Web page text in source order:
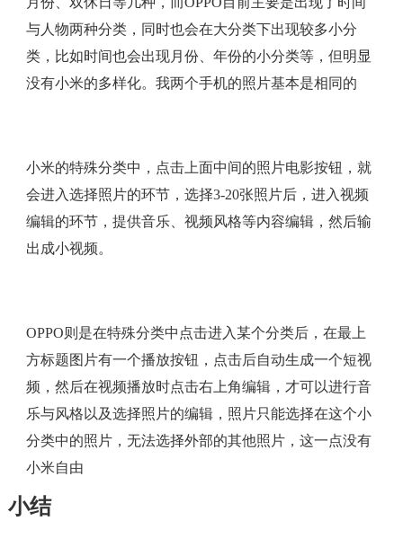
与人物两种分类，同时也会在大分类下出现较多小分
类，比如时间也会出现月份、年份的小分类等，但明显
没有小米的多样化。我两个手机的照片基本是相同的
小米的特殊分类中，点击上面中间的照片电影按钮，就
会进入选择照片的环节，选择3-20张照片后，进入视频
编辑的环节，提供音乐、视频风格等内容编辑，然后输
出成小视频。
OPPO则是在特殊分类中点击进入某个分类后，在最上
方标题图片有一个播放按钮，点击后自动生成一个短视
频，然后在视频播放时点击右上角编辑，才可以进行音
乐与风格以及选择照片的编辑，照片只能选择在这个小
分类中的照片，无法选择外部的其他照片，这一点没有
小米自由
小结